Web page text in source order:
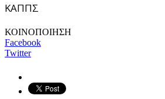
ΚΑΠΠΣ
ΚΟΙΝΟΠΟΙΗΣΗ
Facebook
Twitter